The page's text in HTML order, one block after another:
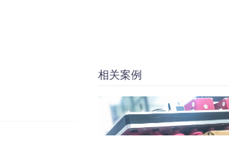
相关案例